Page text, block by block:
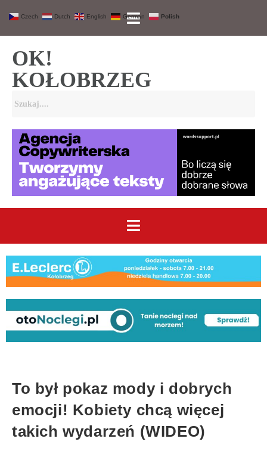
OK!
KOŁOBRZEG
To był pokaz mody i dobrych
emocji! Kobiety chcą więcej
takich wydarzeń (WIDEO)
Czech Dutch English German Polish